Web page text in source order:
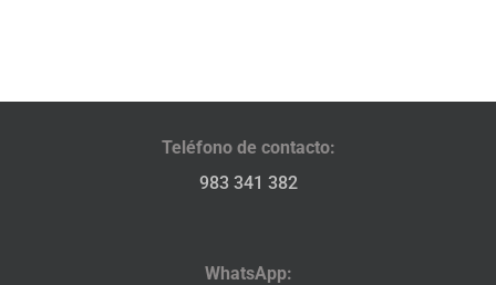
Teléfono de contacto:
983 341 382
WhatsApp: